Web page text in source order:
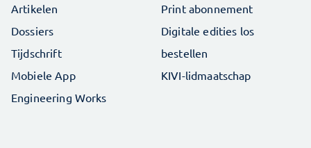
Artikelen
Dossiers
Tijdschrift
Mobiele App
Engineering Works
Print abonnement
Digitale edities los
bestellen
KIVI-lidmaatschap